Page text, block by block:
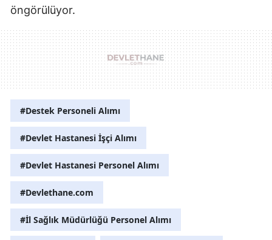
öngörülüyor.
#Destek Personeli Alımı
#Devlet Hastanesi İşçi Alımı
#Devlet Hastanesi Personel Alımı
#Devlethane.com
#İl Sağlık Müdürlüğü Personel Alımı